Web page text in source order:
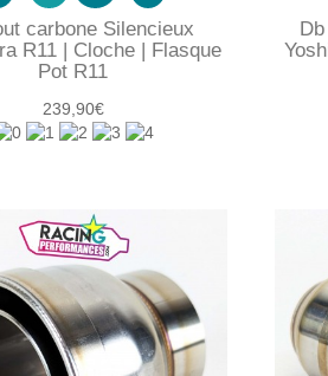
carbone Silencieux
R11 | Cloche | Flasque
Pot R11
239,90€